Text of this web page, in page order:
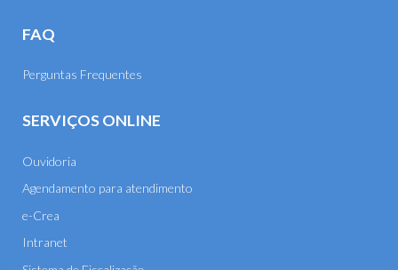
FAQ
Perguntas Frequentes
SERVIÇOS ONLINE
Ouvidoria
Agendamento para atendimento
e-Crea
Intranet